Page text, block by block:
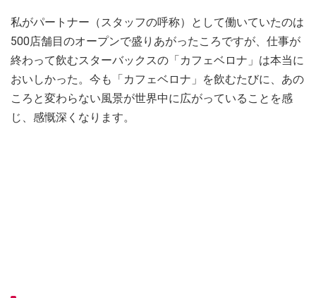
私がパートナー（スタッフの呼称）として働いていたのは
500店舗目のオープンで盛りあがったころですが、仕事が
終わって飲むスターバックスの「カフェベロナ」は本当に
おいしかった。今も「カフェベロナ」を飲むたびに、あの
ころと変わらない風景が世界中に広がっていることを感
じ、感慨深くなります。